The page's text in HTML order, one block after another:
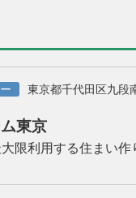
東京都千代田区九段
東京
限利用する住まい作